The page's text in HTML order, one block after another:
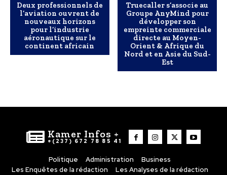
Deux professionnels de
l’aviation ouvrent de
nouveaux horizons
pour l’industrie
aéronautique sur le
continent africain
Truecaller s’associe au
Groupe AnyMind pour
développer son
empreinte commerciale
directe au Moyen-
Orient & Afrique du
Nord et en Asie du Sud-
Est
Kamer Infos +
+(237) 672 78 85 41
Politique Administration
Business
Les Enquêtes de la rédaction
Les Analyses de la rédaction